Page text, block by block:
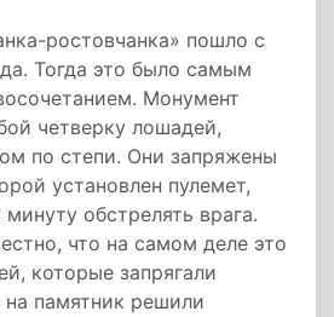
ростовчанка» пошло с
Тогда это было самым
Монумент
четверку лошадей,
по степи. Они запряжены
установлен пулемет,
обстрелять врага.
что на самом деле это
которые запрягали
памятник решили